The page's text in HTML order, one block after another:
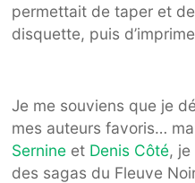
permettait de taper et
disquette, puis
Je me souviens que je
mes auteurs favoris…
Sernine et Denis Côté,
des sagas du Fleuve